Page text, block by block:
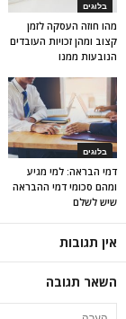
בלוגים
מהו חוזה העסקה לזמן
קצוב ומהן זכויות העובדים
הנובעות ממנו
בלוגים
דמי הבראה: למי מגיע
ומהם סכומי דמי ההבראה
שיש לשלם
אין תגובות
השאר תגובה